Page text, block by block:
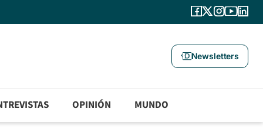
Newsletters
OPINIÓN MUNDO